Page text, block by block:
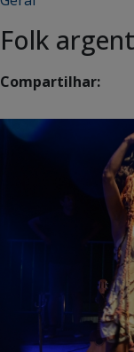
Folk
Compartilhar: